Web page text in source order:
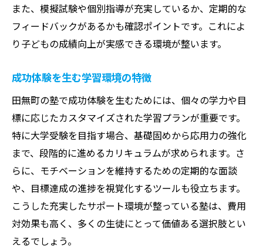
また、模擬試験や個別指導が充実しているか、定期的な
フィードバックがあるかも確認ポイントです。これによ
り子どもの成績向上が実感できる環境が整います。
成功体験を生む学習環境の特徴
田無町の塾で成功体験を生むためには、個々の学力や目
標に応じたカスタマイズされた学習プランが重要です。
特に大学受験を目指す場合、基礎固めから応用力の強化
まで、段階的に進めるカリキュラムが求められます。さ
らに、モチベーションを維持するための定期的な面談
や、目標達成の進捗を視覚化するツールも役立ちます。
こうした充実したサポート環境が整っている塾は、費用
対効果も高く、多くの生徒にとって価値ある選択肢とい
えるでしょう。